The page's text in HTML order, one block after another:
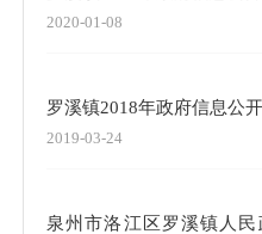
2020-01-08
罗溪镇2018年政府信息公
2019-03-24
泉州市洛江区罗溪镇人